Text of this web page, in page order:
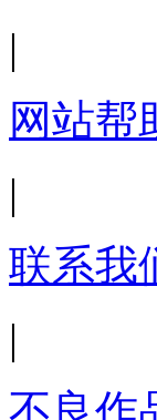
|
网站帮
|
联系我
|